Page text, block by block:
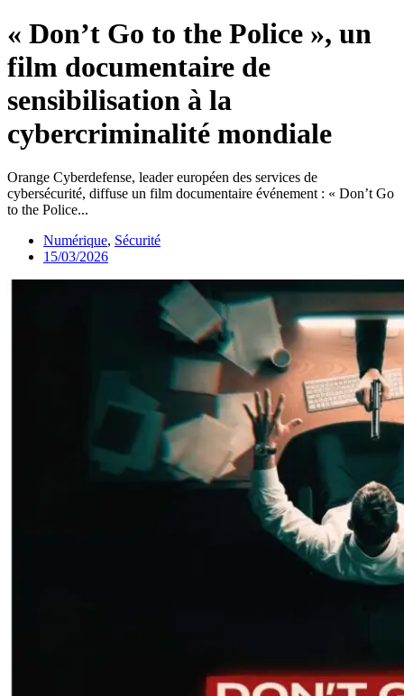
« Don’t Go to the Police », un
film documentaire de
sensibilisation à la
cybercriminalité mondiale
Orange Cyberdefense, leader européen des services de
cybersécurité, diffuse un film documentaire événement : « Don’t Go
to the Police...
Numérique, Sécurité
15/03/2026